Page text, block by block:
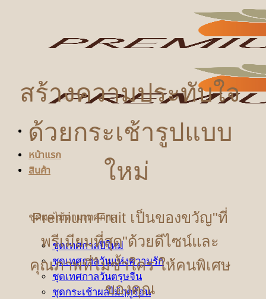
หน้าแรก
สินค้า
ชุดผลไม้ตามเทศกาล
ชุดเทศกาลปีใหม่
ชุดเทศกาลวันแห่งความรัก
ชุดเทศกาลวันตรุษจีน
ชุดกระเช้าผลไม้ฤดูร้อน
สร้างความประทับใจ
ด้วยกระเช้ารูปแบบ
ใหม่
Premium Fruit เป็นของขวัญ"ที่
พรีเมียมที่สุด"ด้วยดีไซน์และ
คุณภาพที่ไม่ซ้ำใคร ให้คนพิเศษ
ของคุณ